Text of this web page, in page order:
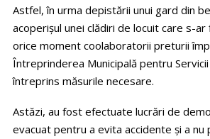
Astfel, în urma depistării unui gard din
acoperișul unei clădiri de locuit care s-
orice moment coolaboratorii preturii
Întreprinderea Municipală pentru
întreprins măsurile necesare.
Astăzi, au fost efectuate lucrări de
evacuat pentru a evita accidente și a nu